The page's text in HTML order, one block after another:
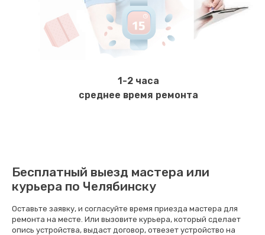
1-2 часа
среднее время ремонта
Бесплатный выезд мастера или
курьера по Челябинску
Оставьте заявку, и согласуйте время приезда мастера для
ремонта на месте. Или вызовите курьера, который сделает
опись устройства, выдаст договор, отвезет устройство на